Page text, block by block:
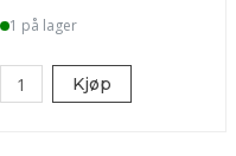
1 på lager
Kjøp